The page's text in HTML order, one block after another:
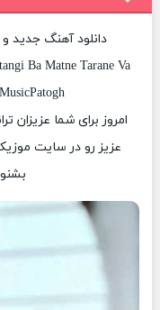
دانلود آهنگ جدید و
Ba Matne Tarane Va
امروز برای شما عزیزان
عزیز رو در سایت